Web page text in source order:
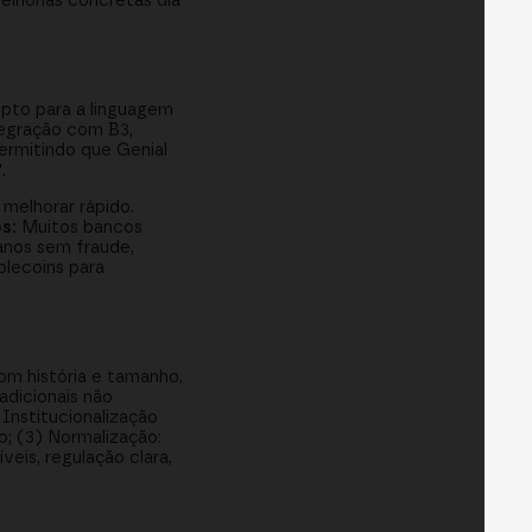
para a linguagem
com B3,
que Genial
rápido.
Muitos bancos
sem fraude,
para
história e tamanho,
não
Institucionalização
(3) Normalização:
regulação clara,